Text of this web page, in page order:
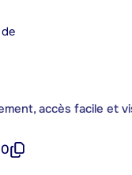
accès facile et